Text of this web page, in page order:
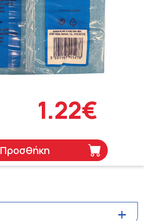
1.22€
Προσθήκη